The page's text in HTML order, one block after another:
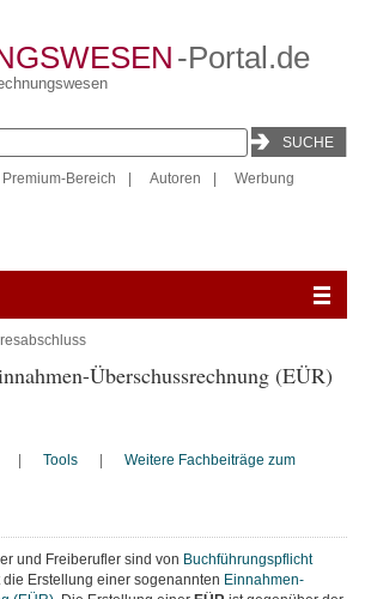
-Portal.de
Premium-Bereich Autoren Werbung
Überschussrechnung (EÜR)
Tools Weitere Fachbeiträge zum
und Freiberufler sind von Buchführungspflicht
die Erstellung einer sogenannten Einnahmen-